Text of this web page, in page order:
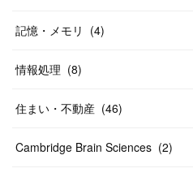
記憶・メモリ (4)
情報処理 (8)
住まい・不動産 (46)
Cambridge Brain Sciences (2)